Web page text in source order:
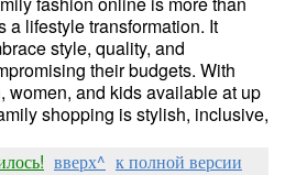
a lifestyle transformation. It
style, quality, and
their budgets. With
women, and kids available at up
shopping is stylish, inclusive,
вверх^ к полной версии